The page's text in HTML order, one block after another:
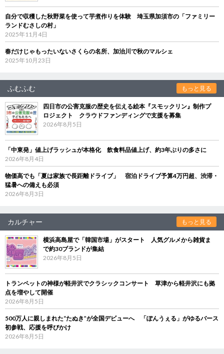
自分で収穫した秋野菜を使って芋煮作りを体験 埼玉県加須市の「ファミリー
ランドむさしの村」
2025年11月4日
春だけじゃもったいないさくらの名所、加治川で秋のマルシェ
2025年10月23日
ふむふむ もっと見る
四日市の公害克服の歴史を伝える絵本『スモックリン』制作プ
ロジェクト クラウドファンディングで支援を募集
2026年8月5日
「中東発」値上げラッシュが本格化 飲食料品値上げ、約3年ぶりの多さに
2026年8月4日
物価高でも「夏は家族で長距離ドライブ」 宿泊ドライブ予算4万円超、渋滞・
猛暑への備えも必須
2026年8月3日
カルチャー もっと見る
横浜高島屋で「韓国市場」がスタート 人気グルメから雑貨ま
で約30ブランドが集結
2026年8月5日
トランペットの神様が軽井沢でクラシックコンサート 草津から軽井沢にも拠
点を増やして開催
2026年8月5日
500万人に親しまれた“たぬき”が全国デビューへ 「ぽんうぇる」がゆるバース
初参戦、応援を呼びかけ
2026年8月5日